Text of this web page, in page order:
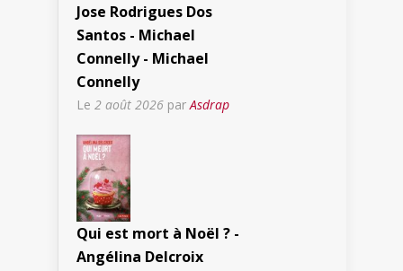
Jose Rodrigues Dos
Santos - Michael
Connelly - Michael
Connelly
Le 2 août 2026 parAsdrap
Qui est mort à Noël ? -
Angélina Delcroix